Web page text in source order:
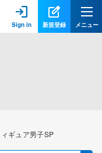
Sign in 新規登録 メニュー
ギュア男子SP